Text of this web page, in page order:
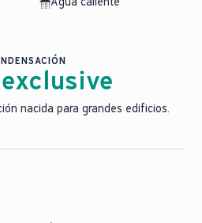
exclusive
nacida para grandes edificios.